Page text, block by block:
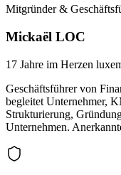
Mitgründer &
Mickaël LOC
17 Jahre im Herzen
Geschäftsführer von
begleitet Unternehmer,
Strukturierung,
Unternehmen.